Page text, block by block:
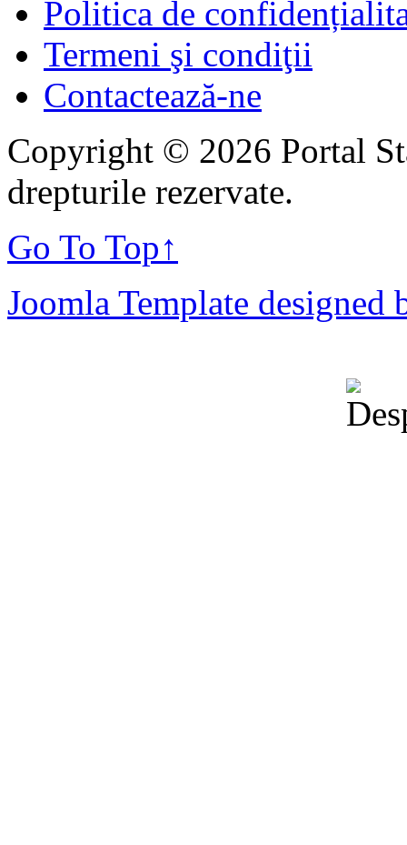
Politica de
Termeni şi condiţii
Contactează-ne
Copyright © 2026 Portal
drepturile rezervate.
Go To Top↑
Joomla Template designed